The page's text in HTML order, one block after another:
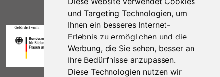
und Targeting Technologien, um
Ihnen ein besseres Internet-
Erlebnis zu ermöglichen und die
Werbung, die Sie sehen, besser an
Ihre Bedürfnisse anzupassen.
Diese Technologien nutzen wir